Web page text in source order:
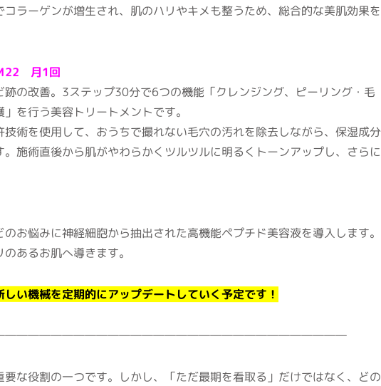
ラーゲンが増生され、肌のハリやキメも整うため、総合的な美肌効果を
22 月1回
の改善。3ステップ30分で6つの機能「クレンジング、ピーリング・毛
を行う美容トリートメントです。
術を使用して、おうちで撮れない毛穴の汚れを除去しながら、保湿成分
施術直後から肌がやわらかくツルツルに明るくトーンアップし、さらに
お悩みに神経細胞から抽出された高機能ペプチド美容液を導入します。
あるお肌へ導きます。
い機械を定期的にアップデートしていく予定です！
な役割の一つです。しかし、「ただ最期を看取る」だけではなく、どの